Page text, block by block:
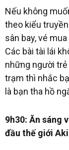
Nếu không
theo kiểu
sân bay, vé
Các bài tài lái
những người
trạm thì nhắc
là bạn tha hồ
9h30: Ăn sáng
đầu thế giới